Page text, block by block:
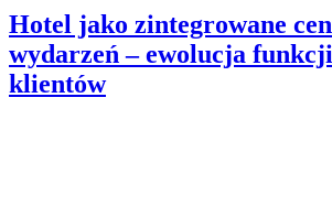
Hotel jako zintegrowane
wydarzeń – ewolucja
klientów